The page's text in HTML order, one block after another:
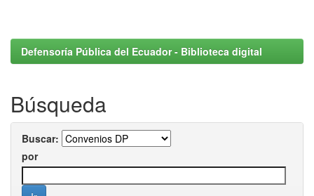
Defensoría Pública del Ecuador - Biblioteca digital
Búsqueda
Buscar:
por